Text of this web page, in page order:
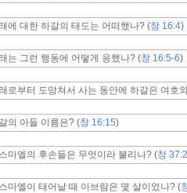
에 대한 하갈의 태도는 어떠했나? (창 16:4)
는 그런 행동에 어떻게 응했나? (창 16:5-6)
로부터 도망쳐서 사는 동안에 하갈은 여호
의 아들 이름은? (창 16:15)
마엘의 후손들은 무엇이라 불리나? (창
마엘이 태어날 때 아브람은 몇 살이었나? (